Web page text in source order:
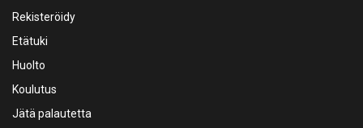
Rekisteröidy
Etätuki
Huolto
Koulutus
Jätä palautetta